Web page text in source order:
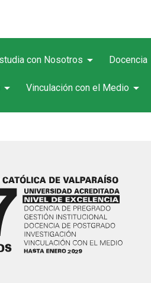
con Nosotros arrow_drop_down Docencia
arrow_drop_down Vinculación con el Medio arrow_drop_down